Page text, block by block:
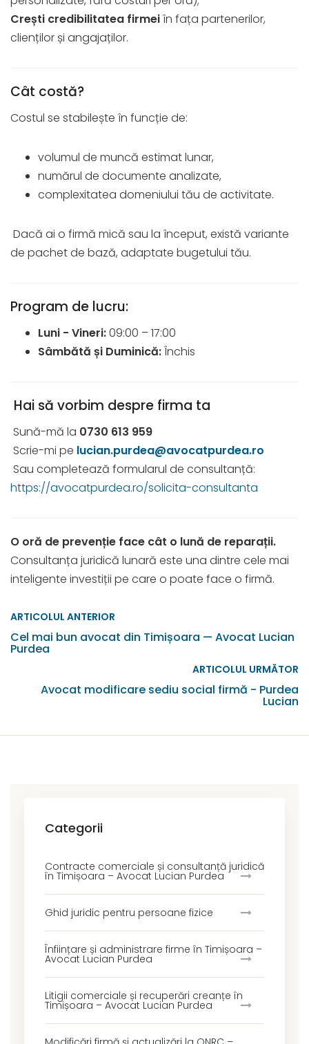
Crești credibilitatea firmeiîn fața partenerilor,
clienților și angajaților.
Cât costă?
Costul se stabilește în funcție de:
volumul de muncă estimat lunar,
numărul de documente analizate,
complexitatea domeniului tău de activitate.
Dacă ai o firmă mică sau la început, există variante
de pachet de bază, adaptate bugetului tău.
Program de lucru:
Luni - Vineri:09:00 – 17:00
Sâmbătă și Duminică:Închis
Hai să vorbim despre firma ta
Sună-mă la 0730 613 959
Scrie-mi pe lucian.purdea@avocatpurdea.ro
Sau completează formularul de consultanță:
https://avocatpurdea.ro/solicita-consultanta
O oră de prevenție face cât o lună de reparații.
Consultanța juridică lunară este una dintre cele mai
inteligente investiții pe care o poate face o firmă.
ARTICOLUL ANTERIOR
Cel mai bun avocat din Timișoara — Avocat Lucian
Purdea
ARTICOLUL URMĂTOR
Avocat modificare sediu social firmă - Purdea
Lucian
Categorii
Contracte comerciale și consultanță juridică
în Timișoara – Avocat Lucian Purdea
Ghid juridic pentru persoane fizice
Înființare și administrare firme în Timișoara –
Avocat Lucian Purdea
Litigii comerciale și recuperări creanțe în
Timișoara – Avocat Lucian Purdea